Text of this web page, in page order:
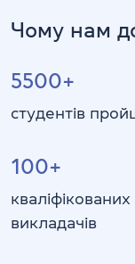
Чому нам
5500+
студентів
100+
кваліфікованих
викладачів